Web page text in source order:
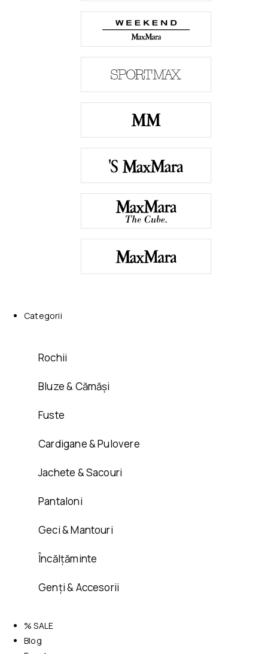
Categorii
Rochii
Bluze & Cămăși
Fuste
Cardigane & Pulovere
Jachete & Sacouri
Pantaloni
Geci & Mantouri
Încălțăminte
Genți & Accesorii
% SALE
Blog